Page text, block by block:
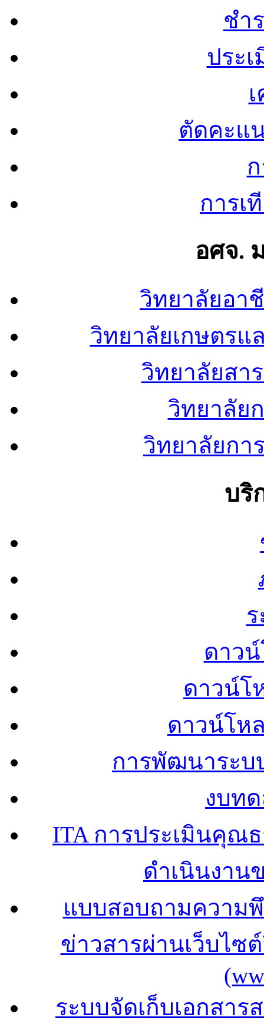
ชำ
ประ
ตัดคะแ
การเ
อศจ.
วิทยาลัยอา
วิทยาลัยเกษตรแ
วิทยาลัยสา
วิทยาลัย
วิทยาลัยก
บริ
ดาว
ดาวน์โ
ดาวน์โห
การพัฒนาระ
งบท
ITA การประเมินคุณ
ดำเนินงาน
แบบสอบถามความ
ข่าวสารผ่านเว็บไซ
ระบบจัดเก็บเอกสา